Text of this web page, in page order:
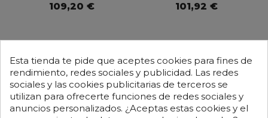
109,20 € 101,92 €
Mostrando 1-12 de 24 artículo(s)
12 Siguiente
Volver arriba
Esta tienda te pide que aceptes cookies para fines de
rendimiento, redes sociales y publicidad. Las redes
sociales y las cookies publicitarias de terceros se
utilizan para ofrecerte funciones de redes sociales y
anuncios personalizados. ¿Aceptas estas cookies y el